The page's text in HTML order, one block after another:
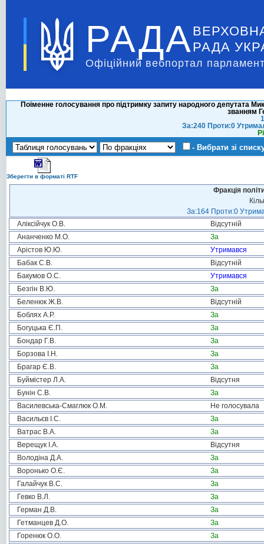
РАДА РАДА
Офіційний вебпортал
Поіменне голосування про підтримку запиту народного депутата
званням
За:240 Проти:0
- Вибрати зі
Зберегти в форматі RTF
Фракція
За:164 Проти:0
Аліксійчук О.В.
Відсутній
Ананченко М.О.
За
Арістов Ю.Ю.
Утримався
Бабак С.В.
Відсутній
Бакумов О.С.
Утримався
Безгін В.Ю.
За
Беленюк Ж.В.
Відсутній
Боблях А.Р.
За
Богуцька Є.П.
За
Бондар Г.В.
За
Борзова І.Н.
За
Брагар Є.В.
За
Буймістер Л.А.
Відсутня
Бунін С.В.
За
Василевська-Смаглюк О.М.
Не голосувала
Васильєв І.С.
За
Ватрас В.А.
За
Верещук І.А.
Відсутня
Володіна Д.А.
За
Воронько О.Є.
За
Галайчук В.С.
За
Гевко В.Л.
За
Герман Д.В.
За
Гетманцев Д.О.
За
Горенюк О.О.
За